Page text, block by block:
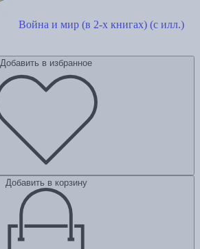
Война и мир (в 2-х книгах) (с илл.)
Добавить в избранное
Добавить в корзину